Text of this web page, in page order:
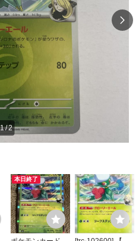
1/2
本日終了